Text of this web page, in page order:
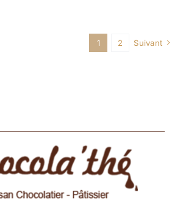
1 2 Suivant